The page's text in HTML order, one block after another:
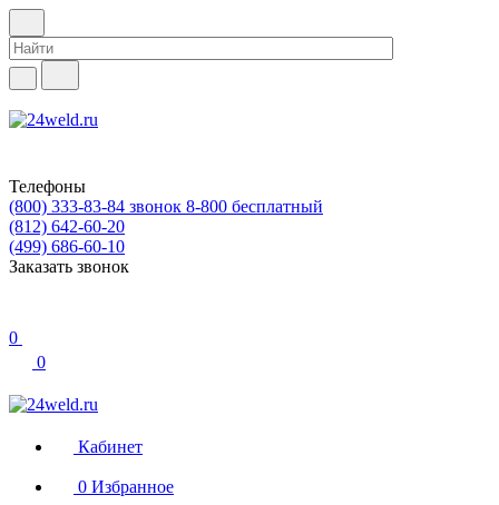
Телефоны
(800) 333-83-84 звонок 8-800 бесплатный
(812) 642-60-20
(499) 686-60-10
Заказать звонок
0
0
Кабинет
0 Избранное